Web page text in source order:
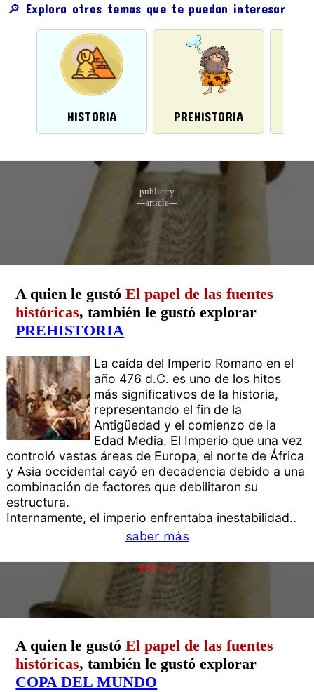
🔎 Explora otros temas que te puedan interesar
HISTORIA PREHISTORIA
---publicity---
---article---
A quien le gustóEl papel de las fuentes
históricas, también le gustó explorar
PREHISTORIA
La caída del Imperio Romano en el
año 476 d.C. es uno de los hitos
más significativos de la historia,
representando el fin de la
Antigüedad y el comienzo de la
Edad Media. El Imperio que una vez
controló vastas áreas de Europa, el norte de África
y Asia occidental cayó en decadencia debido a una
combinación de factores que debilitaron su
estructura.
Internamente, el imperio enfrentaba inestabilidad..
saber más
publicity
A quien le gustóEl papel de las fuentes
históricas, también le gustó explorar
COPA DEL MUNDO